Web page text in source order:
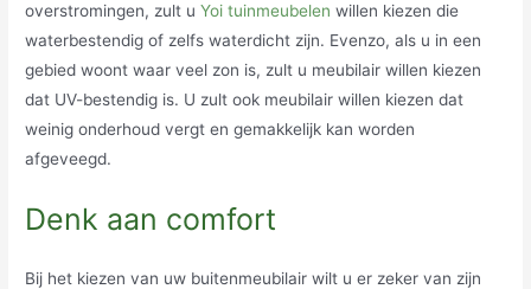
overstromingen, zult uYoi tuinmeubelen willen kiezen die
waterbestendig of zelfs waterdicht zijn. Evenzo, als u in een
gebied woont waar veel zon is, zult u meubilair willen kiezen
dat UV-bestendig is. U zult ook meubilair willen kiezen dat
weinig onderhoud vergt en gemakkelijk kan worden
afgeveegd.
Denk aan comfort
Bij het kiezen van uw buitenmeubilair wilt u er zeker van zijn